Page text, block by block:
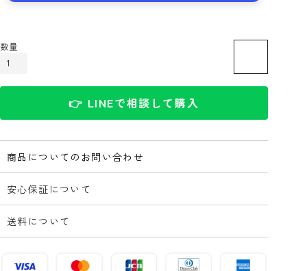
👉 LINEで相談して購入
商品についてのお問い合わせ
安心保証について
送料について